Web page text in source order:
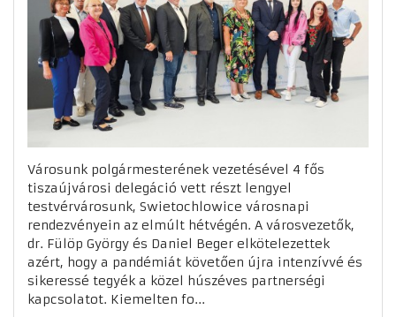
Városunk polgármesterének vezetésével 4 fős
tiszaújvárosi delegáció vett részt lengyel
testvérvárosunk, Swietochlowice városnapi
rendezvényein az elmúlt hétvégén. A városvezetők,
dr. Fülöp György és Daniel Beger elkötelezettek
azért, hogy a pandémiát követően újra intenzívvé és
sikeressé tegyék a közel húszéves partnerségi
kapcsolatot. Kiemelten fo...